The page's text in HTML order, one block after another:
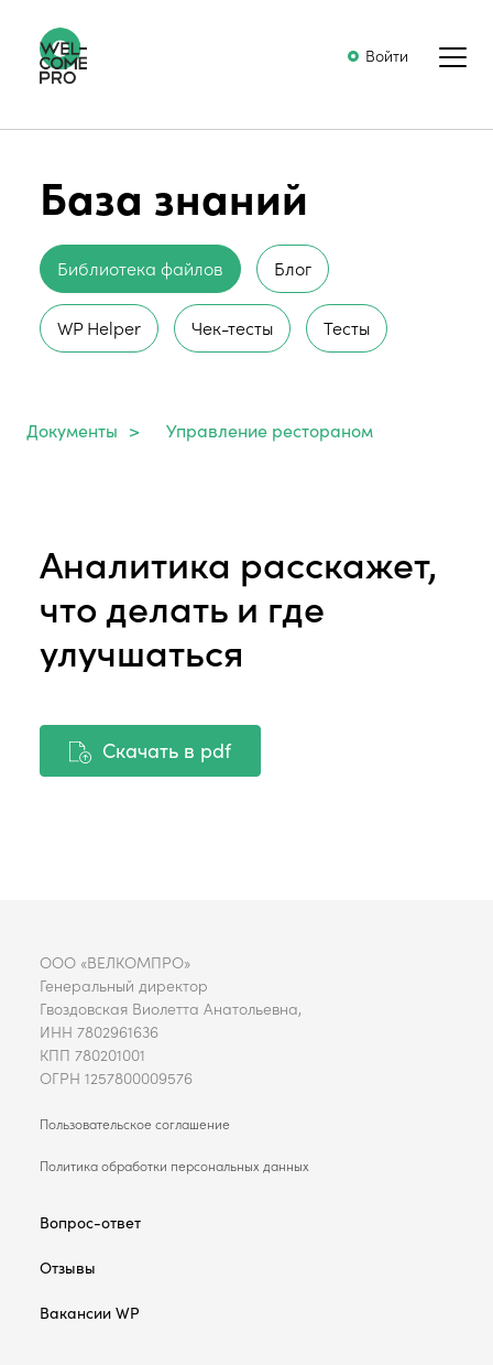
Войти
База знаний
Библиотека файлов Блог
WP Helper Чек-тесты Тесты
Документы > Управление рестораном
Аналитика расскажет,
что делать и где
улучшаться
Скачать в pdf
ООО «ВЕЛКОМПРО»
Генеральный директор
Гвоздовская Виолетта Анатольевна,
ИНН 7802961636
КПП 780201001
ОГРН 1257800009576
Пользовательское соглашение
Политика обработки персональных данных
Вопрос-ответ
Отзывы
Вакансии WP